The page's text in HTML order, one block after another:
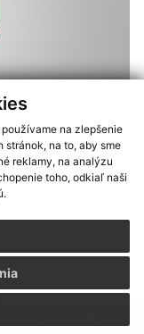
na zlepšenie
na to, aby sme
reklamy, na analýzu
toho, odkiaľ naši
batérií